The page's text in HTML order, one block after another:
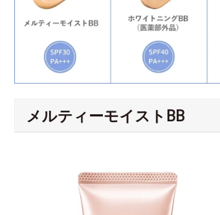
メルティーモイストBB